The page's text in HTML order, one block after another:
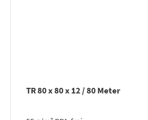
TR 80 x 80 x 12 / 80 Meter